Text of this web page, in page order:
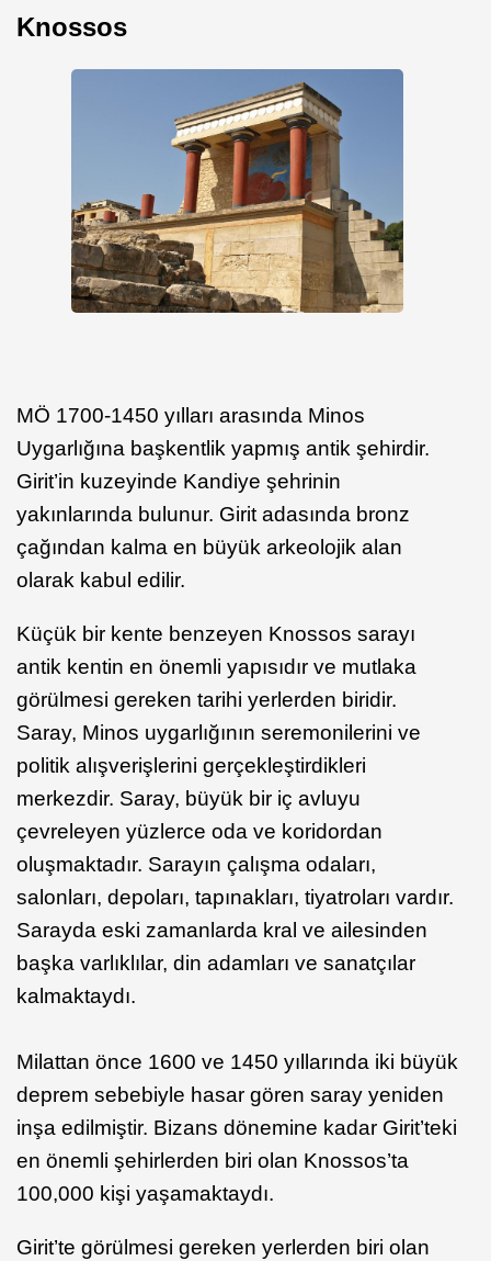
Knossos
MÖ 1700-1450 yılları arasında Minos
Uygarlığına başkentlik yapmış antik şehirdir.
Girit’in kuzeyinde Kandiye şehrinin
yakınlarında bulunur. Girit adasında bronz
çağından kalma en büyük arkeolojik alan
olarak kabul edilir.
Küçük bir kente benzeyen Knossos sarayı
antik kentin en önemli yapısıdır ve mutlaka
görülmesi gereken tarihi yerlerden biridir.
Saray, Minos uygarlığının seremonilerini ve
politik alışverişlerini gerçekleştirdikleri
merkezdir. Saray, büyük bir iç avluyu
çevreleyen yüzlerce oda ve koridordan
oluşmaktadır. Sarayın çalışma odaları,
salonları, depoları, tapınakları, tiyatroları vardır.
Sarayda eski zamanlarda kral ve ailesinden
başka varlıklılar, din adamları ve sanatçılar
kalmaktaydı.
Milattan önce 1600 ve 1450 yıllarında iki büyük
deprem sebebiyle hasar gören saray yeniden
inşa edilmiştir. Bizans dönemine kadar Girit’teki
en önemli şehirlerden biri olan Knossos’ta
100,000 kişi yaşamaktaydı.
Girit’te görülmesi gereken yerlerden biri olan